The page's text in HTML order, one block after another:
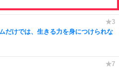
だけでは、生きる力を身につけられな